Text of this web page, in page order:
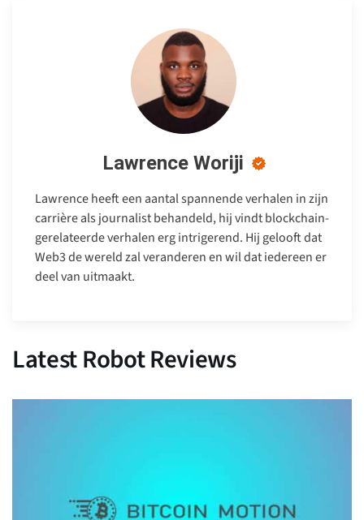
Lawrence Woriji
Lawrence heeft een aantal spannende verhalen in zijn
carrière als journalist behandeld, hij vindt blockchain-
gerelateerde verhalen erg intrigerend. Hij gelooft dat
Web3 de wereld zal veranderen en wil dat iedereen er
deel van uitmaakt.
Latest Robot Reviews